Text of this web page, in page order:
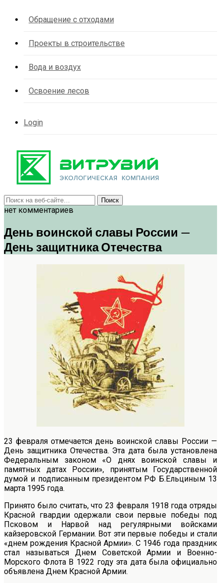
Обращение с отходами
Проекты в строительстве
Вода и воздух
Освоение лесов
Login
нет комментариев
День воинской славы России —
День защитника Отечества
23 февраля отмечается день воинской славы России —
День защитника Отечества. Эта дата была установлена
Федеральным законом «О днях воинской славы и
памятных датах России», принятым Государственной
думой и подписанным президентом РФ Б.Ельциным 13
марта 1995 года.
Принято было считать, что 23 февраля 1918 года отряды
Красной гвардии одержали свои первые победы под
Псковом и Нарвой над регулярными войсками
кайзеровской Германии. Вот эти первые победы и стали
«днем рождения Красной Армии». С 1946 года праздник
стал называться Днем Советской Армии и Военно-
Морского Флота В 1922 году эта дата была официально
объявлена Днем Красной Армии.